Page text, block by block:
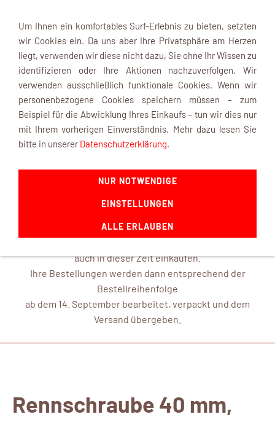
Navigation einblenden
INFOBOX
mk-modelltechnik macht Urlaub ...
ab dem 22. August 2026 und ist mit frischen Ideen ab dem
14. September 2026 wieder für Sie da.
auch in dieser Zeit einkaufen.
Ihre Bestellungen werden dann entsprechend der
Bestellreihenfolge
ab dem 14. September bearbeitet, verpackt und dem
Versand übergeben.
Rennschraube 40 mm,
Um Ihnen ein komfortables Surf-Erlebnis zu bieten, setzten
wir Cookies ein. Da uns aber Ihre Privatsphäre am Herzen
liegt, verwenden wir diese nicht dazu, Sie ohne Ihr Wissen zu
identifizieren oder Ihre Aktionen nachzuverfolgen. Wir
verwenden ausschließlich funktionale Cookies. Wenn wir
personenbezogene Cookies speichern müssen – zum
Beispiel für die Abwicklung Ihres Einkaufs – tun wir dies nur
mit Ihrem vorherigen Einverständnis. Mehr dazu lesen Sie
bitte in unserer Datenschutzerklärung.
NUR NOTWENDIGE
EINSTELLUNGEN
ALLE ERLAUBEN